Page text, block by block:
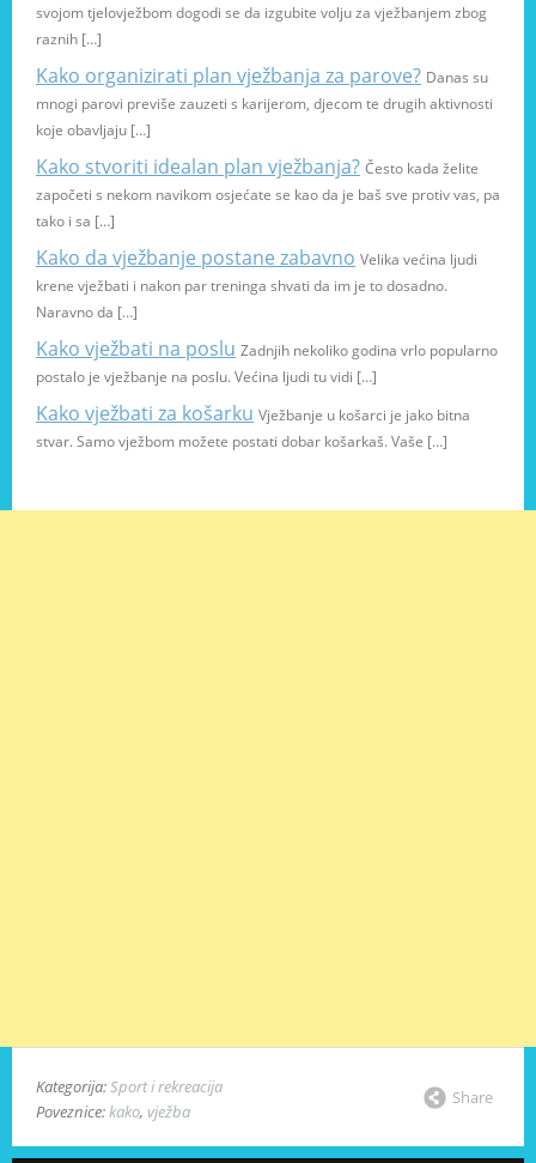
svojom tjelovježbom dogodi se da izgubite volju za vježbanjem zbog
raznih […]
Kako organizirati plan vježbanja za parove? Danas su
mnogi parovi previše zauzeti s karijerom, djecom te drugih aktivnosti
koje obavljaju […]
Kako stvoriti idealan plan vježbanja? Često kada želite
započeti s nekom navikom osjećate se kao da je baš sve protiv vas, pa
tako i sa […]
Kako da vježbanje postane zabavno Velika većina ljudi
krene vježbati i nakon par treninga shvati da im je to dosadno.
Naravno da […]
Kako vježbati na poslu Zadnjih nekoliko godina vrlo popularno
postalo je vježbanje na poslu. Većina ljudi tu vidi […]
Kako vježbati za košarku Vježbanje u košarci je jako bitna
stvar. Samo vježbom možete postati dobar košarkaš. Vaše […]
Kategorija: Sport i rekreacija
Poveznice:kako, vježba
Share